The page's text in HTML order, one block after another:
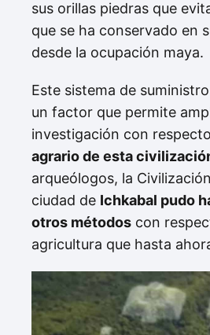
sus orillas piedras que
que se ha conservado en
desde la ocupación maya.
Este sistema de
un factor que permite
investigación con
agrario de esta
arqueólogos, la
ciudad de Ichkabal pudo
otros métodos con
agricultura que hasta